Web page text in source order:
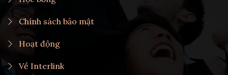
Chính sách bảo mật
Hoạt động
Về Interlink